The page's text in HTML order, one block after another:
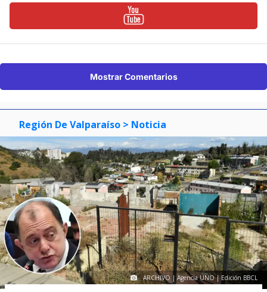
Mostrar Comentarios
Región De Valparaíso > Noticia
ARCHIVO | Agencia UNO | Edición BBCL